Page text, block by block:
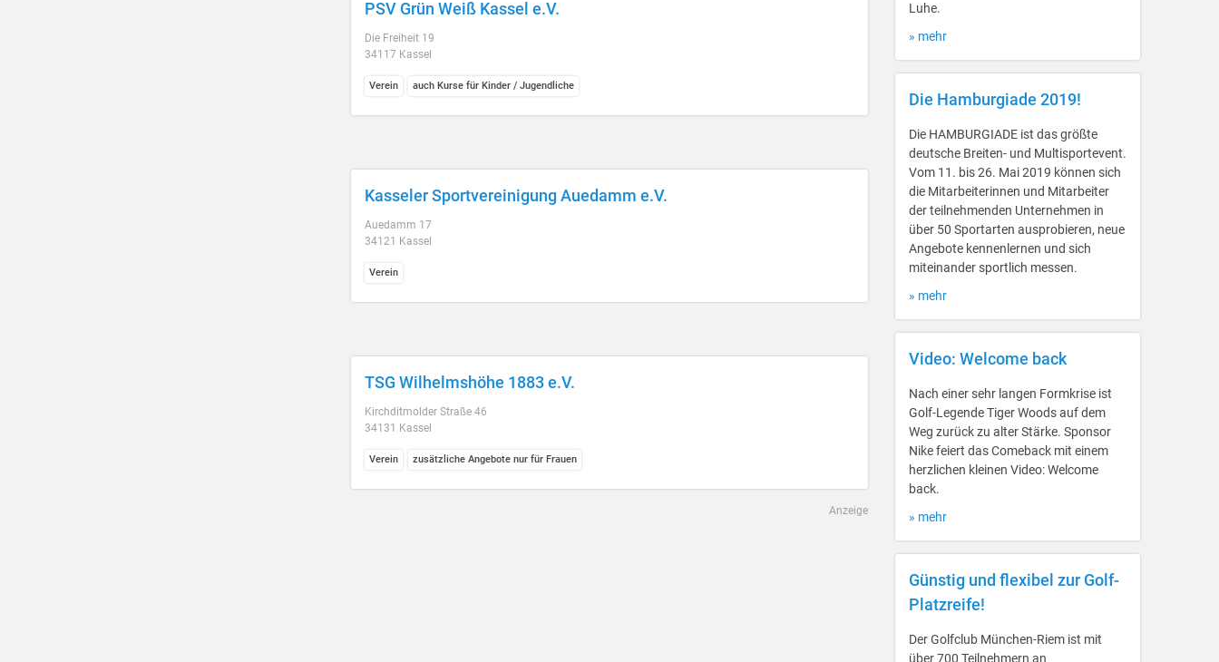
PSV Grün Weiß Kassel e.V.
Die Freiheit 19
34117 Kassel
Verein auch Kurse für Kinder / Jugendliche
Kasseler Sportvereinigung Auedamm e.V.
Auedamm 17
34121 Kassel
Verein
TSG Wilhelmshöhe 1883 e.V.
Kirchditmolder Straße 46
34131 Kassel
Verein zusätzliche Angebote nur für Frauen
Anzeige
Luhe.
» mehr
Die Hamburgiade 2019!
Die HAMBURGIADE ist das größte
deutsche Breiten- und Multisportevent.
Vom 11. bis 26. Mai 2019 können sich
die Mitarbeiterinnen und Mitarbeiter
der teilnehmenden Unternehmen in
über 50 Sportarten ausprobieren, neue
Angebote kennenlernen und sich
miteinander sportlich messen.
» mehr
Video: Welcome back
Nach einer sehr langen Formkrise ist
Golf-Legende Tiger Woods auf dem
Weg zurück zu alter Stärke. Sponsor
Nike feiert das Comeback mit einem
herzlichen kleinen Video: Welcome
back.
» mehr
Günstig und flexibel zur Golf-
Platzreife!
Der Golfclub München-Riem ist mit
über 700 Teilnehmern an